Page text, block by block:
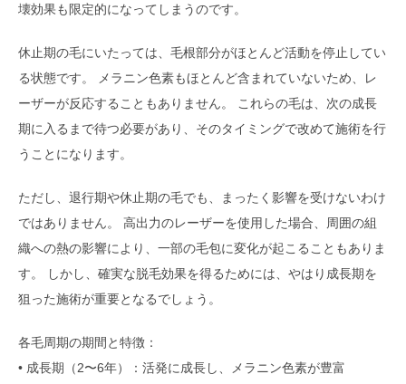
壊効果も限定的になってしまうのです。
休止期の毛にいたっては、毛根部分がほとんど活動を停止してい
る状態です。 メラニン色素もほとんど含まれていないため、レ
ーザーが反応することもありません。 これらの毛は、次の成長
期に入るまで待つ必要があり、そのタイミングで改めて施術を行
うことになります。
ただし、退行期や休止期の毛でも、まったく影響を受けないわけ
ではありません。 高出力のレーザーを使用した場合、周囲の組
織への熱の影響により、一部の毛包に変化が起こることもありま
す。 しかし、確実な脱毛効果を得るためには、やはり成長期を
狙った施術が重要となるでしょう。
各毛周期の期間と特徴：
• 成長期（2〜6年）：活発に成長し、メラニン色素が豊富